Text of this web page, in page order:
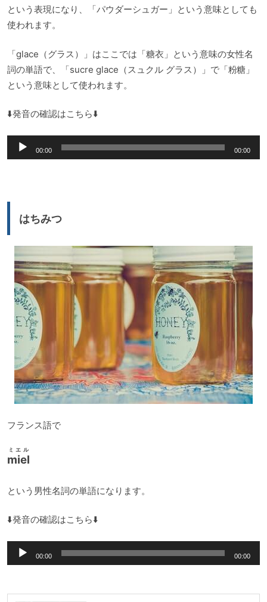
という表現になり、「パウダーシュガー」という意味としても
使われます。
「glace（グラス）」はここでは「糖衣」という意味の女性名
詞の単語で、「sucre glace（スュクル グラス）」で「粉糖」
という意味として使われます。
⬇️発音の確認はこちら⬇️
声
ー
00:00 00:00
はちみつ
フランス語で
miel
ミエル
という男性名詞の単語になります。
⬇️発音の確認はこちら⬇️
声
00:00 00:00